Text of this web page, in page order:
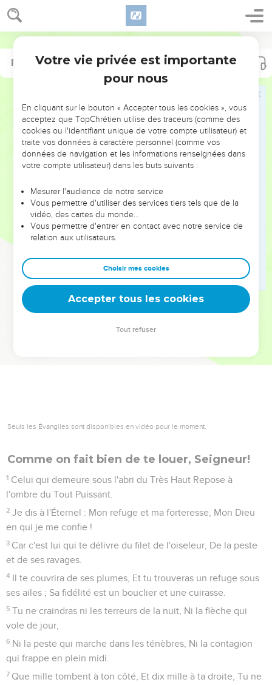
NE MANQUEZ PAS L’ÉVÉNEMENT
DE L’ANNÉE !
ET SI LEURS ERREURS POUVAIENT VOUS ÉVITER LES
VOTRES ?
leur foi ou leur vision. Mais on voit moins les doutes, les erreurs
et les saisons difficiles qu'ils ont traversés, alors même que ce
sont elles qui les ont façonnés.
Dans cette conférence, leaders, entrepreneurs, et responsables
clés pour avancer avec plus de sagesse afin que leurs erreurs
deviennent vos tremplins. Que vous guidiez un ministère, une
équipe, un groupe ou une famille, leur expérience est faite
Psaumes 91
Seuls les Évangiles sont disponibles en vidéo pour le moment.
Comme on fait bien de te louer, Seigneur!
1 Celui qui demeure sous l'abri du Très Haut Repose à
l'ombre du Tout Puissant.
2 Je dis à l'Éternel : Mon refuge et ma forteresse, Mon Dieu
en qui je me confie !
3 Car c'est lui qui te délivre du filet de l'oiseleur, De la peste
et de ses ravages.
4 Il te couvrira de ses plumes, Et tu trouveras un refuge sous
ses ailes ; Sa fidélité est un bouclier et une cuirasse.
5 Tu ne craindras ni les terreurs de la nuit, Ni la flèche qui
vole de jour,
6 Ni la peste qui marche dans les ténèbres, Ni la contagion
qui frappe en plein midi.
7 Que mille tombent à ton côté, Et dix mille à ta droite, Tu ne
Psaumes 103
Votre vie privée est importante
pour nous
En cliquant sur le bouton « Accepter tous les cookies », vous
acceptez que TopChrétien utilise des traceurs (comme des
cookies ou l'identifiant unique de votre compte utilisateur) et
traite vos données à caractère personnel (comme vos
données de navigation et les informations renseignées dans
votre compte utilisateur) dans les buts suivants :
Mesurer l'audience de notre service
Vous permettre d'utiliser des services tiers tels que de la
vidéo, des cartes du monde…
Vous permettre d'entrer en contact avec notre service de
relation aux utilisateurs.
Choisir mes cookies
Accepter tous les cookies
Tout refuser